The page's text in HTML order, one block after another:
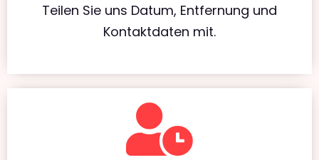
Teilen Sie uns Datum, Entfernung und
Kontaktdaten mit.